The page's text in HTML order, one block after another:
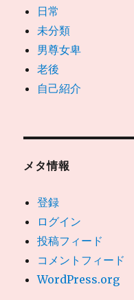
日常
未分類
男尊女卑
老後
自己紹介
メタ情報
登録
ログイン
投稿フィード
コメントフィード
WordPress.org